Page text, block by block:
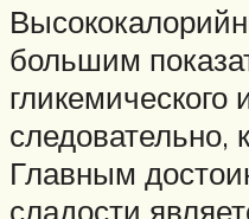
большим
гликемического
следовательно,
Главным
сладости